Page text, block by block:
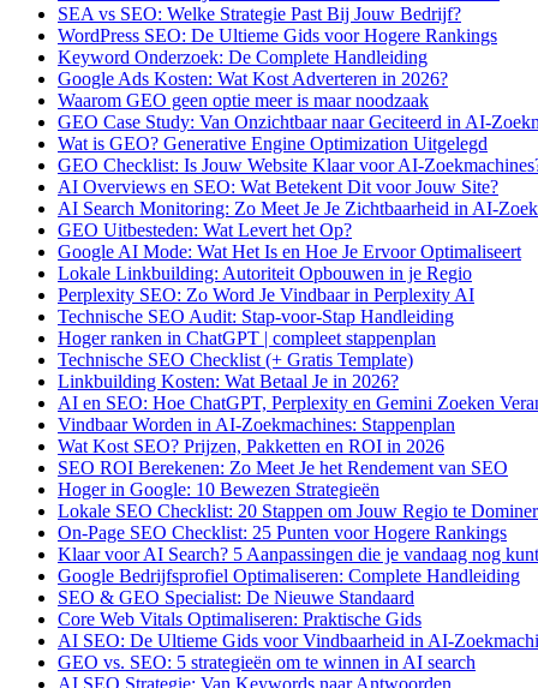
SEA vs SEO: Welke Strategie Past Bij Jouw Bedrijf?
WordPress SEO: De Ultieme Gids voor Hogere Rankings
Keyword Onderzoek: De Complete Handleiding
Google Ads Kosten: Wat Kost Adverteren in 2026?
Waarom GEO geen optie meer is maar noodzaak
GEO Case Study: Van Onzichtbaar naar Geciteerd in AI-
Wat is GEO? Generative Engine Optimization Uitgelegd
GEO Checklist: Is Jouw Website Klaar voor AI-
AI Overviews en SEO: Wat Betekent Dit voor Jouw Site?
AI Search Monitoring: Zo Meet Je Je Zichtbaarheid in AI-
GEO Uitbesteden: Wat Levert het Op?
Google AI Mode: Wat Het Is en Hoe Je Ervoor Optimaliseert
Lokale Linkbuilding: Autoriteit Opbouwen in je Regio
Perplexity SEO: Zo Word Je Vindbaar in Perplexity AI
Technische SEO Audit: Stap-voor-Stap Handleiding
Hoger ranken in ChatGPT | compleet stappenplan
Technische SEO Checklist (+ Gratis Template)
Linkbuilding Kosten: Wat Betaal Je in 2026?
AI en SEO: Hoe ChatGPT, Perplexity en Gemini Zoeken
Vindbaar Worden in AI-Zoekmachines: Stappenplan
Wat Kost SEO? Prijzen, Pakketten en ROI in 2026
SEO ROI Berekenen: Zo Meet Je het Rendement van SEO
Hoger in Google: 10 Bewezen Strategieën
Lokale SEO Checklist: 20 Stappen om Jouw Regio te
On-Page SEO Checklist: 25 Punten voor Hogere Rankings
Klaar voor AI Search? 5 Aanpassingen die je vandaag nog
Google Bedrijfsprofiel Optimaliseren: Complete Handleiding
SEO & GEO Specialist: De Nieuwe Standaard
Core Web Vitals Optimaliseren: Praktische Gids
AI SEO: De Ultieme Gids voor Vindbaarheid in AI-
GEO vs. SEO: 5 strategieën om te winnen in AI search